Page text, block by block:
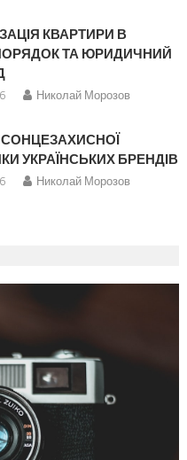
КВАРТИРИ В
ПОРЯДОК ТА ЮРИДИЧНИЙ
Николай Морозов
УКРАЇНСЬКИХ БРЕНДІВ
Николай Морозов